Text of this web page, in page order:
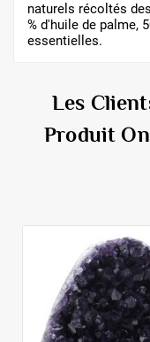
naturels récoltés
% d'huile de palme,
essentielles.
Les
Produit